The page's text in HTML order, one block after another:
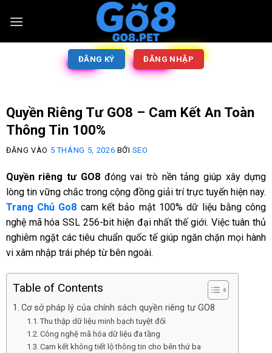
ĐĂNG KÝ ĐĂNG NHẬP
Quyền Riêng Tư GO8 – Cam Kết An Toàn
Thông Tin 100%
ĐĂNG VÀO 5 THÁNG 5, 2026 BỞISEO
Quyền riêng tư GO8đóng vai trò nền tảng giúp xây dựng
lòng tin vững chắc trong cộng đồng giải trí trực tuyến hiện nay.
Trang Chủ Go8 cam kết bảo mật 100% dữ liệu bằng công
nghệ mã hóa SSL 256-bit hiện đại nhất thế giới. Việc tuân thủ
nghiêm ngặt các tiêu chuẩn quốc tế giúp ngăn chặn mọi hành
vi xâm nhập trái phép từ bên ngoài.
Table of Contents
Cơ sở pháp lý của chính sách quyền riêng tư GO8
Thu thập dữ liệu minh bạch tuyệt đối
Công nghệ mã hóa dữ liệu đa tầng
Cam kết không tiết lộ thông tin cho bên thứ ba